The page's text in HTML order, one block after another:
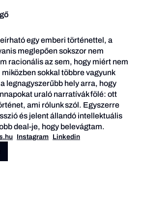
egy emberi történettel, a
meglepően sokszor nem
racionális az sem, hogy miért nem
sokkal többre vagyunk
legnagyszerűbb hely arra, hogy
uraló narratívák fölé: ott
ami rólunk szól. Egyszerre
és jelent állandó intellektuális
deal-je, hogy belevágtam.
Instagram Linkedin